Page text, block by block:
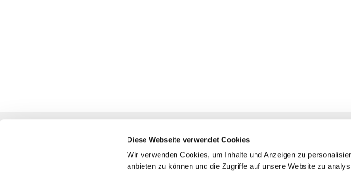
Diese Webseite verwendet Cookies
Wir verwenden Cookies, um Inhalte und Anzeigen zu
anbieten zu können und die Zugriffe auf unsere Website zu
Katholische Kirchengemeinde
Pfarrei St. Benedikt Teltow-Fläming
Veranstaltungen